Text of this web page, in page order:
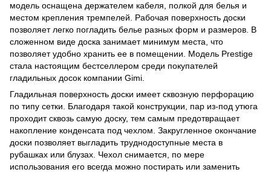
модель оснащена держателем кабеля, полкой для белья и
местом крепления тремпелей. Рабочая поверхность доски
позволяет легко погладить белье разных форм и размеров. В
сложенном виде доска занимает минимум места, что
позволяет удобно хранить ее в помещении. Модель Prestige
стала настоящим бестселлером среди покупателей
гладильных досок компании Gimi.
Гладильная поверхность доски имеет сквозную перфорацию
по типу сетки. Благодаря такой конструкции, пар из-под утюга
проходит сквозь самую доску, тем самым предотвращает
накопление конденсата под чехлом. Закругленное окончание
доски позволяет выгладить труднодоступные места в
рубашках или блузах. Чехол снимается, по мере
использования его всегда можно постирать или заменить